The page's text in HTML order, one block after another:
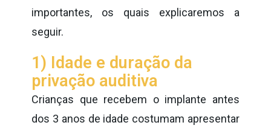
importantes, os quais explicaremos a
seguir.
1) Idade e duração da
privação auditiva
Crianças que recebem o implante antes
dos 3 anos de idade costumam apresentar